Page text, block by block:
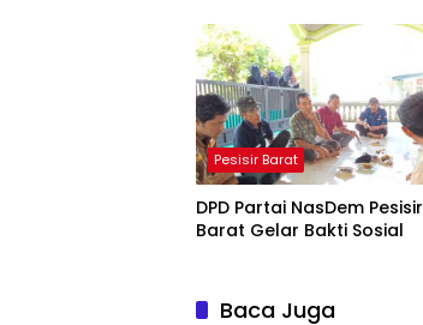
Pesisir Barat
DPD Partai NasDem Pesisir
Barat Gelar Bakti Sosial
Baca Juga